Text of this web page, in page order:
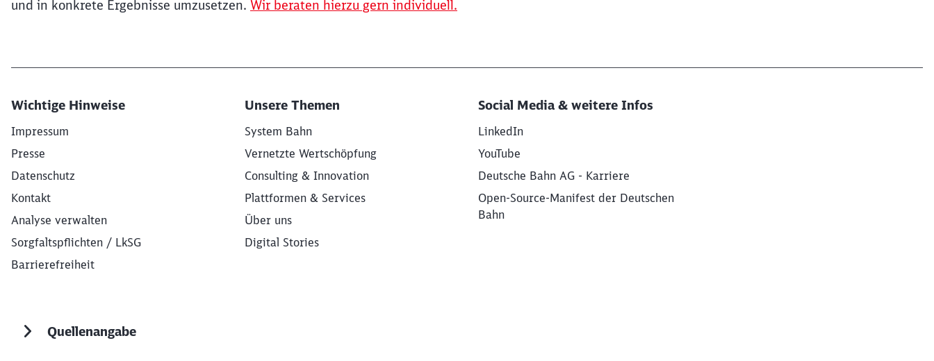
und in konkrete Ergebnisse umzusetzen. Wir beraten hierzu gern individuell.
Wichtige Hinweise
Impressum
Presse
Datenschutz
Kontakt
Analyse verwalten
Sorgfaltspflichten / LkSG
Barrierefreiheit
Unsere Themen
System Bahn
Vernetzte Wertschöpfung
Consulting & Innovation
Plattformen & Services
Über uns
Digital Stories
Social Media & weitere Infos
LinkedIn
YouTube
Deutsche Bahn AG - Karriere
Open-Source-Manifest der Deutschen
Bahn
Quellenangabe